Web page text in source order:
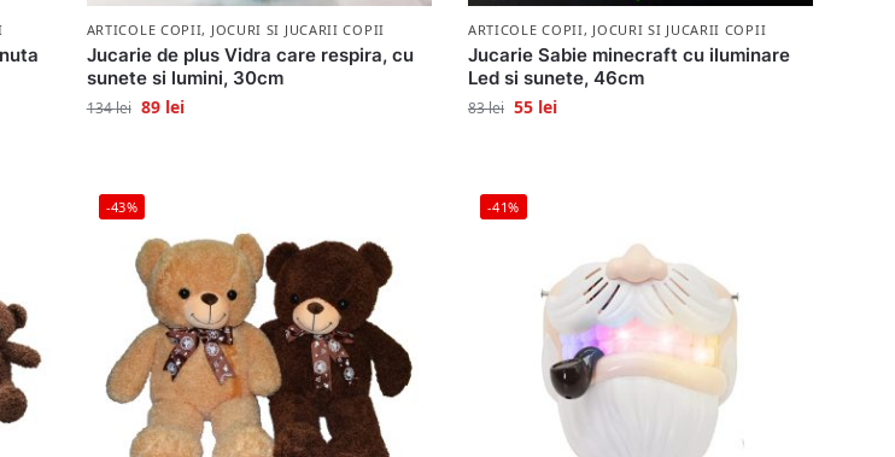
ARTICOLE COPII, JOCURI SI JUCARII COPII
Jucarie de plus Vidra care respira, cu
sunete si lumini, 30cm
134lei 89 lei
ARTICOLE COPII, JOCURI SI JUCARII COPII
Jucarie Sabie minecraft cu iluminare
Led si sunete, 46cm
83lei 55 lei
-43% -41%